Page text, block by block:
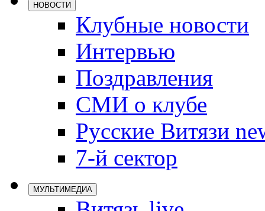
НОВОСТИ
Клубные новости
Интервью
Поздравления
СМИ о клубе
Русские Витязи
7-й сектор
МУЛЬТИМЕДИА